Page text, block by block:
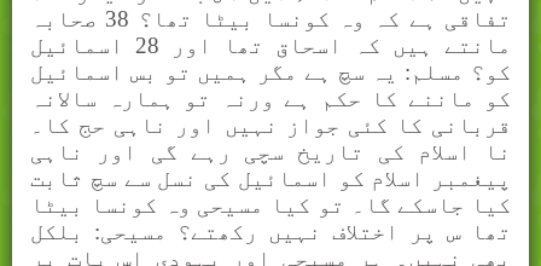
تفاقی ہے کہ وہ کونسا بیٹا تھا؟ 38 صحابہ
مانتے ہیں کہ اسحاق تھا اور 28 اسمائیل
کو؟ مسلم: یہ سچ ہے مگر ہمیں تو بس اسمائیل
کو ماننے کا حکم ہے ورنہ تو ہمارہ سالانہ
قربانی کا کئی جواز نہیں اور ناہی حج کا۔
نا اسلام کی تاریخ سچی رہے گی اور ناہی
پیغمبر اسلام کو اسمائیل کی نسل سے سچ ثابت
کیا جاسکے گا۔ تو کیا مسیحی وہ کونسا بیٹا
تھا س پر اختلاف نہیں رکھتے؟ مسیحی: بلکل
بھی نہیں۔ ہر مسیحی اور یہودی اس بات پر